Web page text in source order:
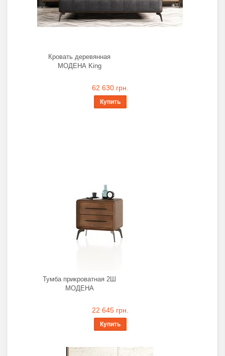
Кровать деревянная
МОДЕНА King
62 630 грн.
Купить
Тумба прикроватная 2Ш
МОДЕНА
22 645 грн.
Купить